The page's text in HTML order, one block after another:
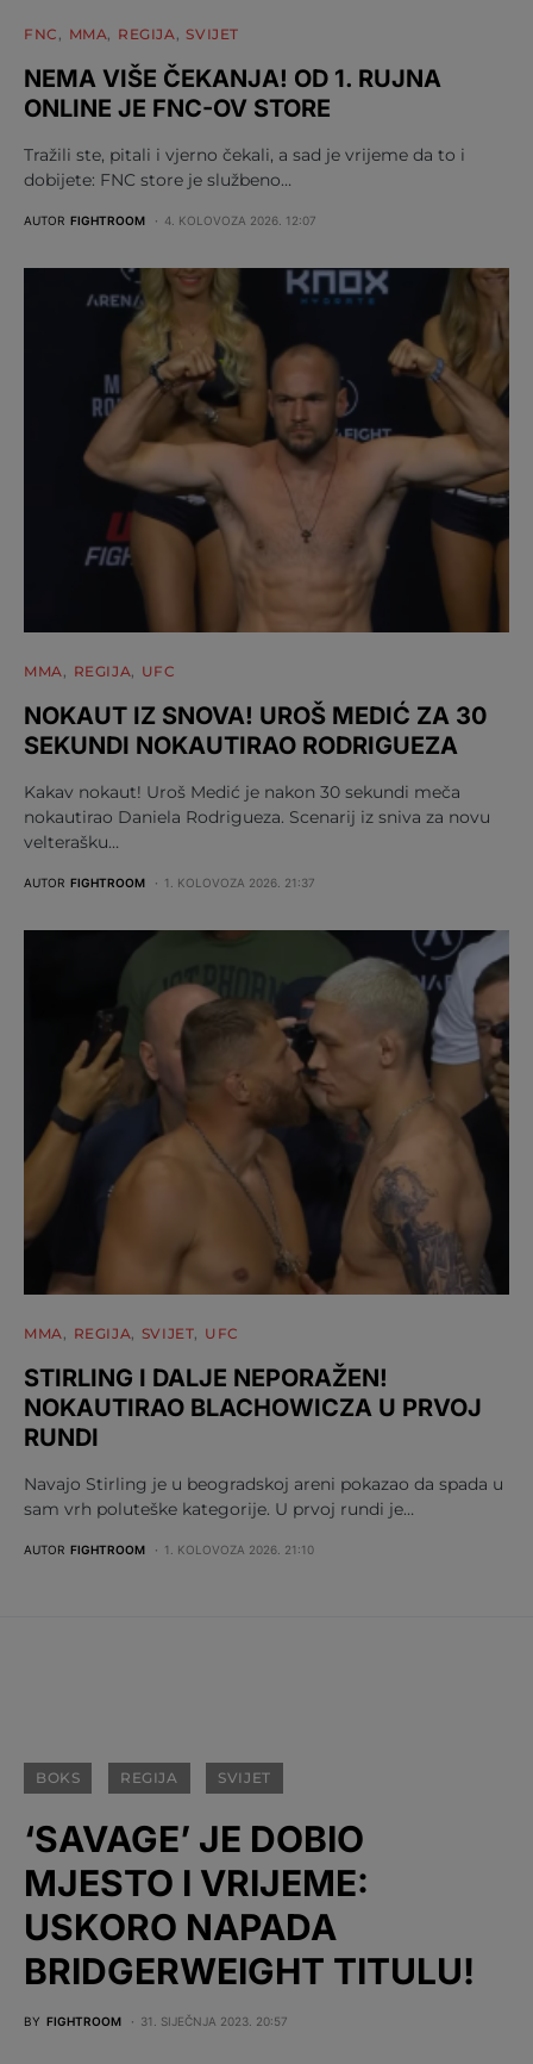
FNC MMA REGIJA SVIJET
NEMA VIŠE ČEKANJA! OD 1. RUJNA
ONLINE JE FNC-OV STORE
Tražili ste, pitali i vjerno čekali, a sad je vrijeme da to i
dobijete: FNC store je službeno…
AUTOR FIGHTROOM 4. KOLOVOZA 2026. 12:07
MMA REGIJA UFC
NOKAUT IZ SNOVA! UROŠ MEDIĆ ZA 30
SEKUNDI NOKAUTIRAO RODRIGUEZA
Kakav nokaut! Uroš Medić je nakon 30 sekundi meča
nokautirao Daniela Rodrigueza. Scenarij iz sniva za novu
velterašku…
AUTOR FIGHTROOM 1. KOLOVOZA 2026. 21:37
MMA REGIJA SVIJET UFC
STIRLING I DALJE NEPORAŽEN!
NOKAUTIRAO BLACHOWICZA U PRVOJ
RUNDI
Navajo Stirling je u beogradskoj areni pokazao da spada u
sam vrh poluteške kategorije. U prvoj rundi je…
AUTOR FIGHTROOM 1. KOLOVOZA 2026. 21:10
BOKS REGIJA SVIJET
‘SAVAGE’ JE DOBIO
MJESTO I VRIJEME:
USKORO NAPADA
BRIDGERWEIGHT TITULU!
BY FIGHTROOM 31. SIJEČNJA 2023. 20:57